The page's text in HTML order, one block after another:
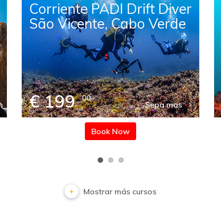
Corriente PADI Drift Diver
São Vicente, Cabo Verde
€ 199 00
Sepa mas
Book Now
Mostrar más cursos